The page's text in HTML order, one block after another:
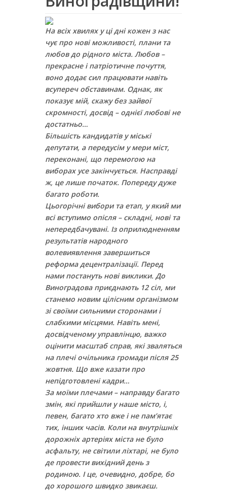
На всіх хвилях у ці дні кожен з нас
чує про нові можливості, плани та
любов до рідного міста. Любов –
прекрасне і патріотичне почуття,
воно додає сил працювати навіть
всупереч обставинам. Однак, як
показує мій, скажу без зайвої
скромності, досвід – однієї любові не
достатньо…
Більшість кандидатів у міські
депутати, а передусім у мери міст,
переконані, що перемогою на
виборах усе закінчується. Насправді
ж, це лише початок. Попереду дуже
багато роботи.
Цьогорічні вибори та етап, у який ми
всі вступимо опісля – складні, нові та
непередбачувані. Із оприлюдненням
результатів народного
волевиявлення завершиться
реформа децентралізації. Перед
нами постануть нові виклики. До
Виноградова приєднають 12 сіл, ми
станемо новим цілісним організмом
зі своїми сильними сторонами і
слабкими місцями. Навіть мені,
досвідченому управлінцю, важко
оцінити масштаб справ, які зваляться
на плечі очільника громади після 25
жовтня. Що вже казати про
непідготовлені кадри…
За моїми плечами – направду багато
змін, які прийшли у наше місто, і,
певен, багато хто вже і не пам’ятає
тих, інших часів. Коли на внутрішніх
дорожніх артеріях міста не було
асфальту, не світили ліхтарі, не було
де провести вихідний день з
родиною. І це, очевидно, добре, бо
до хорошого швидко звикаєш.